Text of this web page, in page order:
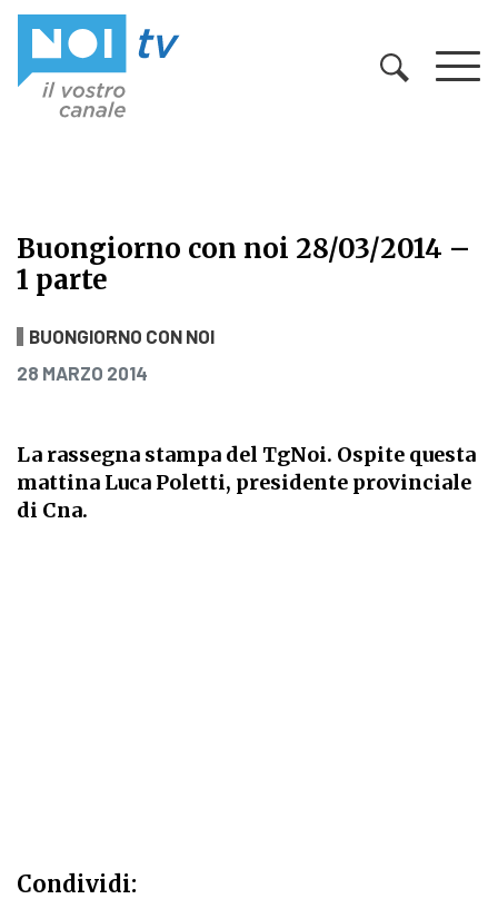
Buongiorno con noi 28/03/2014 –
1 parte
Buongiorno con noi 28/03/2014 – 1
BUONGIORNO CON NOI
PUBBLICATO IL
28 MARZO 2014
La rassegna stampa del TgNoi. Ospite questa
mattina Luca Poletti, presidente provinciale
di Cna.
Condividi: